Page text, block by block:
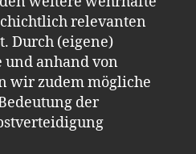
relevanten
Durch (eigene)
anhand von
wir zudem mögliche
der